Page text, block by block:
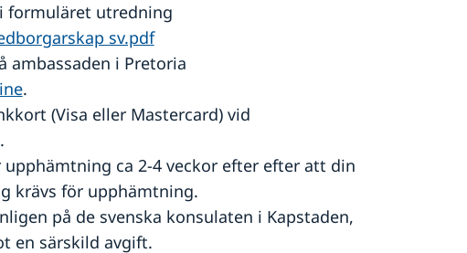
formuläret utredning
sv.pdf
ambassaden i Pretoria
.
(Visa eller Mastercard) vid
ca 2-4 veckor efter efter att din
krävs för upphämtning.
på de svenska konsulaten i Kapstaden,
en särskild avgift.